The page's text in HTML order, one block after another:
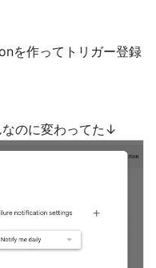
を作ってトリガー登録
のに変わってた↓